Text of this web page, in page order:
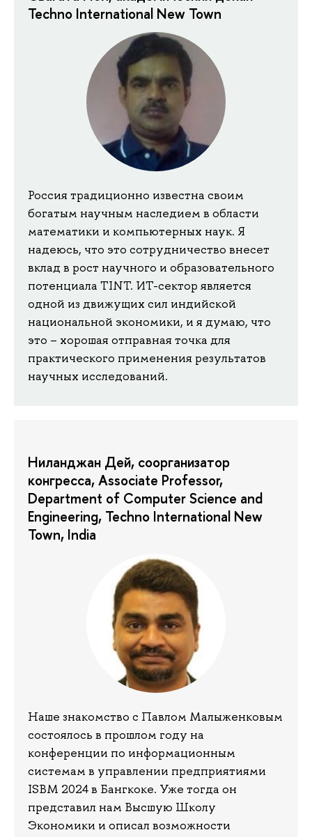
Techno International New Town
Россия традиционно известна своим
богатым научным наследием в области
математики и компьютерных наук. Я
надеюсь, что это сотрудничество внесет
вклад в рост научного и образовательного
потенциала TINT. ИТ-сектор является
одной из движущих сил индийской
национальной экономики, и я думаю, что
это – хорошая отправная точка для
практического применения результатов
научных исследований.
Ниланджан Дей, соорганизатор
конгресса, Associate Professor,
Department of Computer Science and
Engineering, Techno International New
Town, India
Наше знакомство с Павлом Малыженковым
состоялось в прошлом году на
конференции по информационным
системам в управлении предприятиями
ISBM 2024 в Бангкоке. Уже тогда он
представил нам Высшую Школу
Экономики и описал возможности